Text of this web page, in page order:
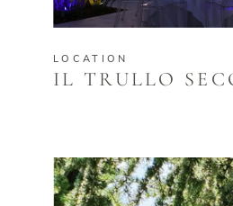
LOCATION
IL TRULLO